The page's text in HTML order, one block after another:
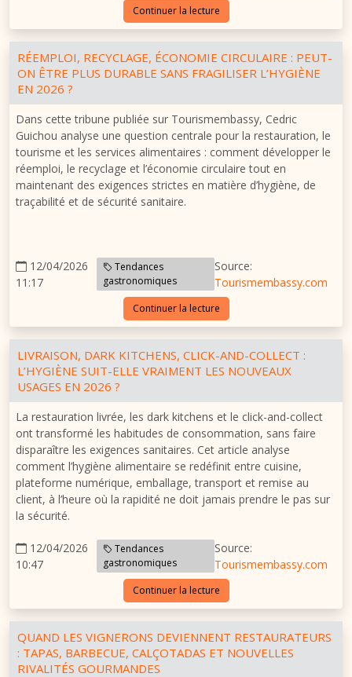
Continuer la lecture
RÉEMPLOI, RECYCLAGE, ÉCONOMIE CIRCULAIRE : PEUT-
ON ÊTRE PLUS DURABLE SANS FRAGILISER L’HYGIÈNE
EN 2026 ?
Dans cette tribune publiée sur Tourismembassy, Cedric
Guichou analyse une question centrale pour la restauration, le
tourisme et les services alimentaires : comment développer le
réemploi, le recyclage et l’économie circulaire tout en
maintenant des exigences strictes en matière d’hygiène, de
traçabilité et de sécurité sanitaire.
12/04/2026
11:17
Tendances
gastronomiques
Source:
Tourismembassy.com
Continuer la lecture
LIVRAISON, DARK KITCHENS, CLICK-AND-COLLECT :
L’HYGIÈNE SUIT-ELLE VRAIMENT LES NOUVEAUX
USAGES EN 2026 ?
La restauration livrée, les dark kitchens et le click-and-collect
ont transformé les habitudes de consommation, sans faire
disparaître les exigences sanitaires. Cet article analyse
comment l’hygiène alimentaire se redéfinit entre cuisine,
plateforme numérique, emballage, transport et remise au
client, à l’heure où la rapidité ne doit jamais prendre le pas sur
la sécurité.
12/04/2026
10:47
Tendances
gastronomiques
Source:
Tourismembassy.com
Continuer la lecture
QUAND LES VIGNERONS DEVIENNENT RESTAURATEURS
: TAPAS, BARBECUE, CALÇOTADAS ET NOUVELLES
RIVALITÉS GOURMANDES